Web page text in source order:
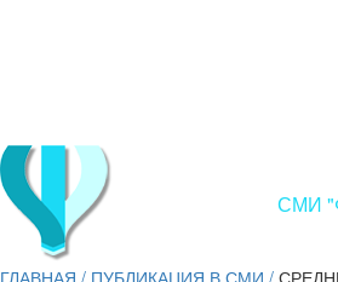
СМИ
ГЛАВНАЯ / ПУБЛИКАЦИЯ В СМИ /